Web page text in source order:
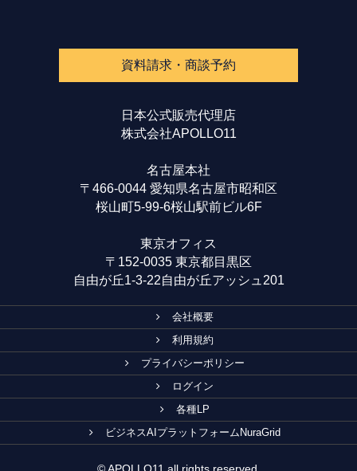
資料請求・商談予約
日本公式販売代理店
株式会社APOLLO11
名古屋本社
〒466-0044 愛知県名古屋市昭和区
桜山町5-99-6桜山駅前ビル6F
東京オフィス
〒152-0035 東京都目黒区
自由が丘1-3-22自由が丘アッシュ201
会社概要
利用規約
プライバシーポリシー
ログイン
各種LP
ビジネスAIプラットフォームNuraGrid